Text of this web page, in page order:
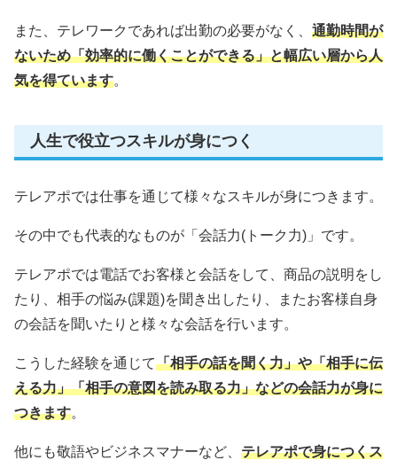
また、テレワークであれば出勤の必要がなく、 通勤時間が
ないため「効率的に働くことができる」と幅広い層から人
気を得ています。
人生で役立つスキルが身につく
テレアポでは仕事を通じて様々なスキルが身につきます。
その中でも代表的なものが「会話力(トーク力)」です。
テレアポでは電話でお客様と会話をして、商品の説明をし
たり、相手の悩み(課題)を聞き出したり、またお客様自身
の会話を聞いたりと様々な会話を行います。
こうした経験を通じて「相手の話を聞く力」や「相手に伝
える力」「相手の意図を読み取る力」などの会話力が身に
つきます。
他にも敬語やビジネスマナーなど、 テレアポで身につくス